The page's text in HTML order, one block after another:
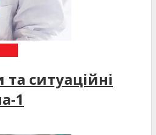
та ситуаційні
1